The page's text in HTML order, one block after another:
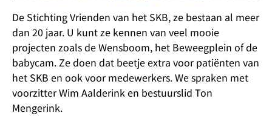
De Stichting Vrienden van het SKB, ze bestaan al meer
dan 20 jaar. U kunt ze kennen van veel mooie
projecten zoals de Wensboom, het Beweegplein of de
babycam. Ze doen dat beetje extra voor patiënten van
het SKB en ook voor medewerkers. We spraken met
voorzitter Wim Aalderink en bestuurslid Ton
Mengerink.